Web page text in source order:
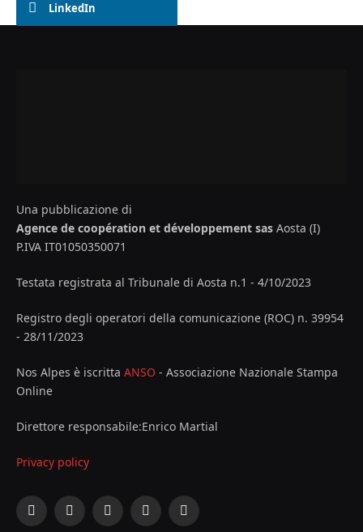
LinkedIn
Una pubblicazione di
Agence de coopération et développement sas Aosta (I)
P.IVA IT01050350071
Testata registrata al Tribunale di Aosta n.1 - 4/10/2023
Registro degli operatori della comunicazione (ROC) n. 39954
- 28/11/2023
Nos Alpes è iscritta ANSO - Associazione Nazionale Stampa
Online
Direttore responsabile:Enrico Martial
Privacy policy
Facebook
X
InstagramYouTubeLinkedIn